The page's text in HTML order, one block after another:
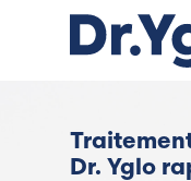
Dr. Yglo
Find
countries